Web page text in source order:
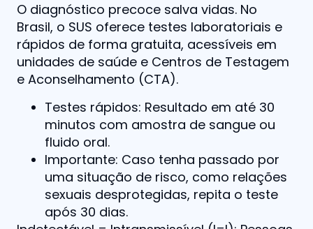
O diagnóstico precoce salva vidas. No
Brasil, o SUS oferece testes laboratoriais e
rápidos de forma gratuita, acessíveis em
unidades de saúde e Centros de Testagem
e Aconselhamento (CTA).
Testes rápidos: Resultado em até 30
minutos com amostra de sangue ou
fluido oral.
Importante: Caso tenha passado por
uma situação de risco, como relações
sexuais desprotegidas, repita o teste
após 30 dias.